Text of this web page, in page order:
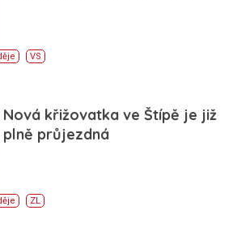
VS
Nová křižovatka ve Štípě je již
plně průjezdná
ZL